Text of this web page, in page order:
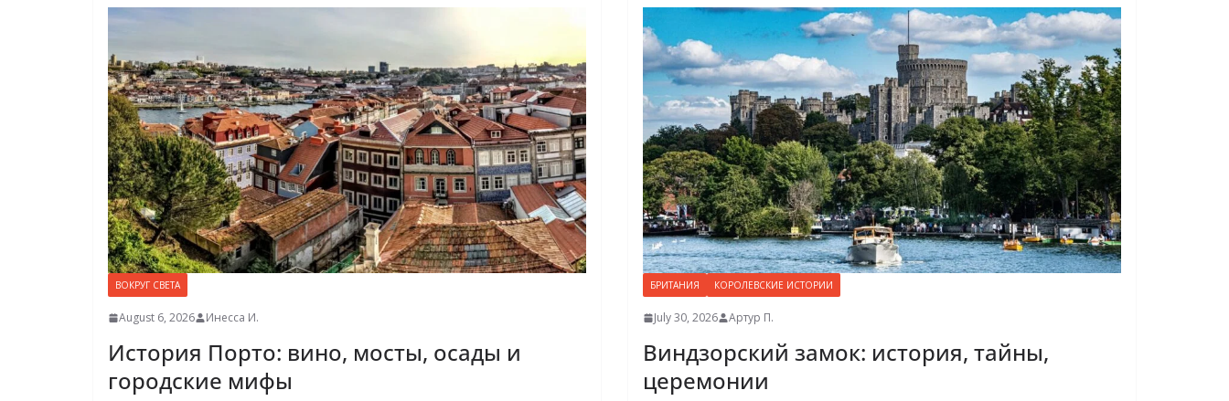
ВОКРУГ СВЕТА
August 6, 2026 Инесса И.
История Порто: вино, мосты, осады и
городские мифы
БРИТАНИЯ КОРОЛЕВСКИЕ ИСТОРИИ
July 30, 2026 Артур П.
Виндзорский замок: история, тайны,
церемонии